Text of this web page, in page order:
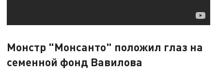
Монстр "Монсанто" положил глаз на
семенной фонд Вавилова